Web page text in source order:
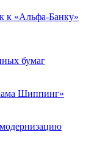
к «Альфа-Банку»
бумаг
Шиппинг»